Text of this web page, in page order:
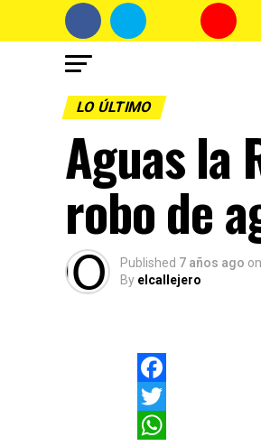
LO ÚLTIMO
Aguas la
robo de
Published 7 años ago on
By elcallejero
Facebook
Twitter